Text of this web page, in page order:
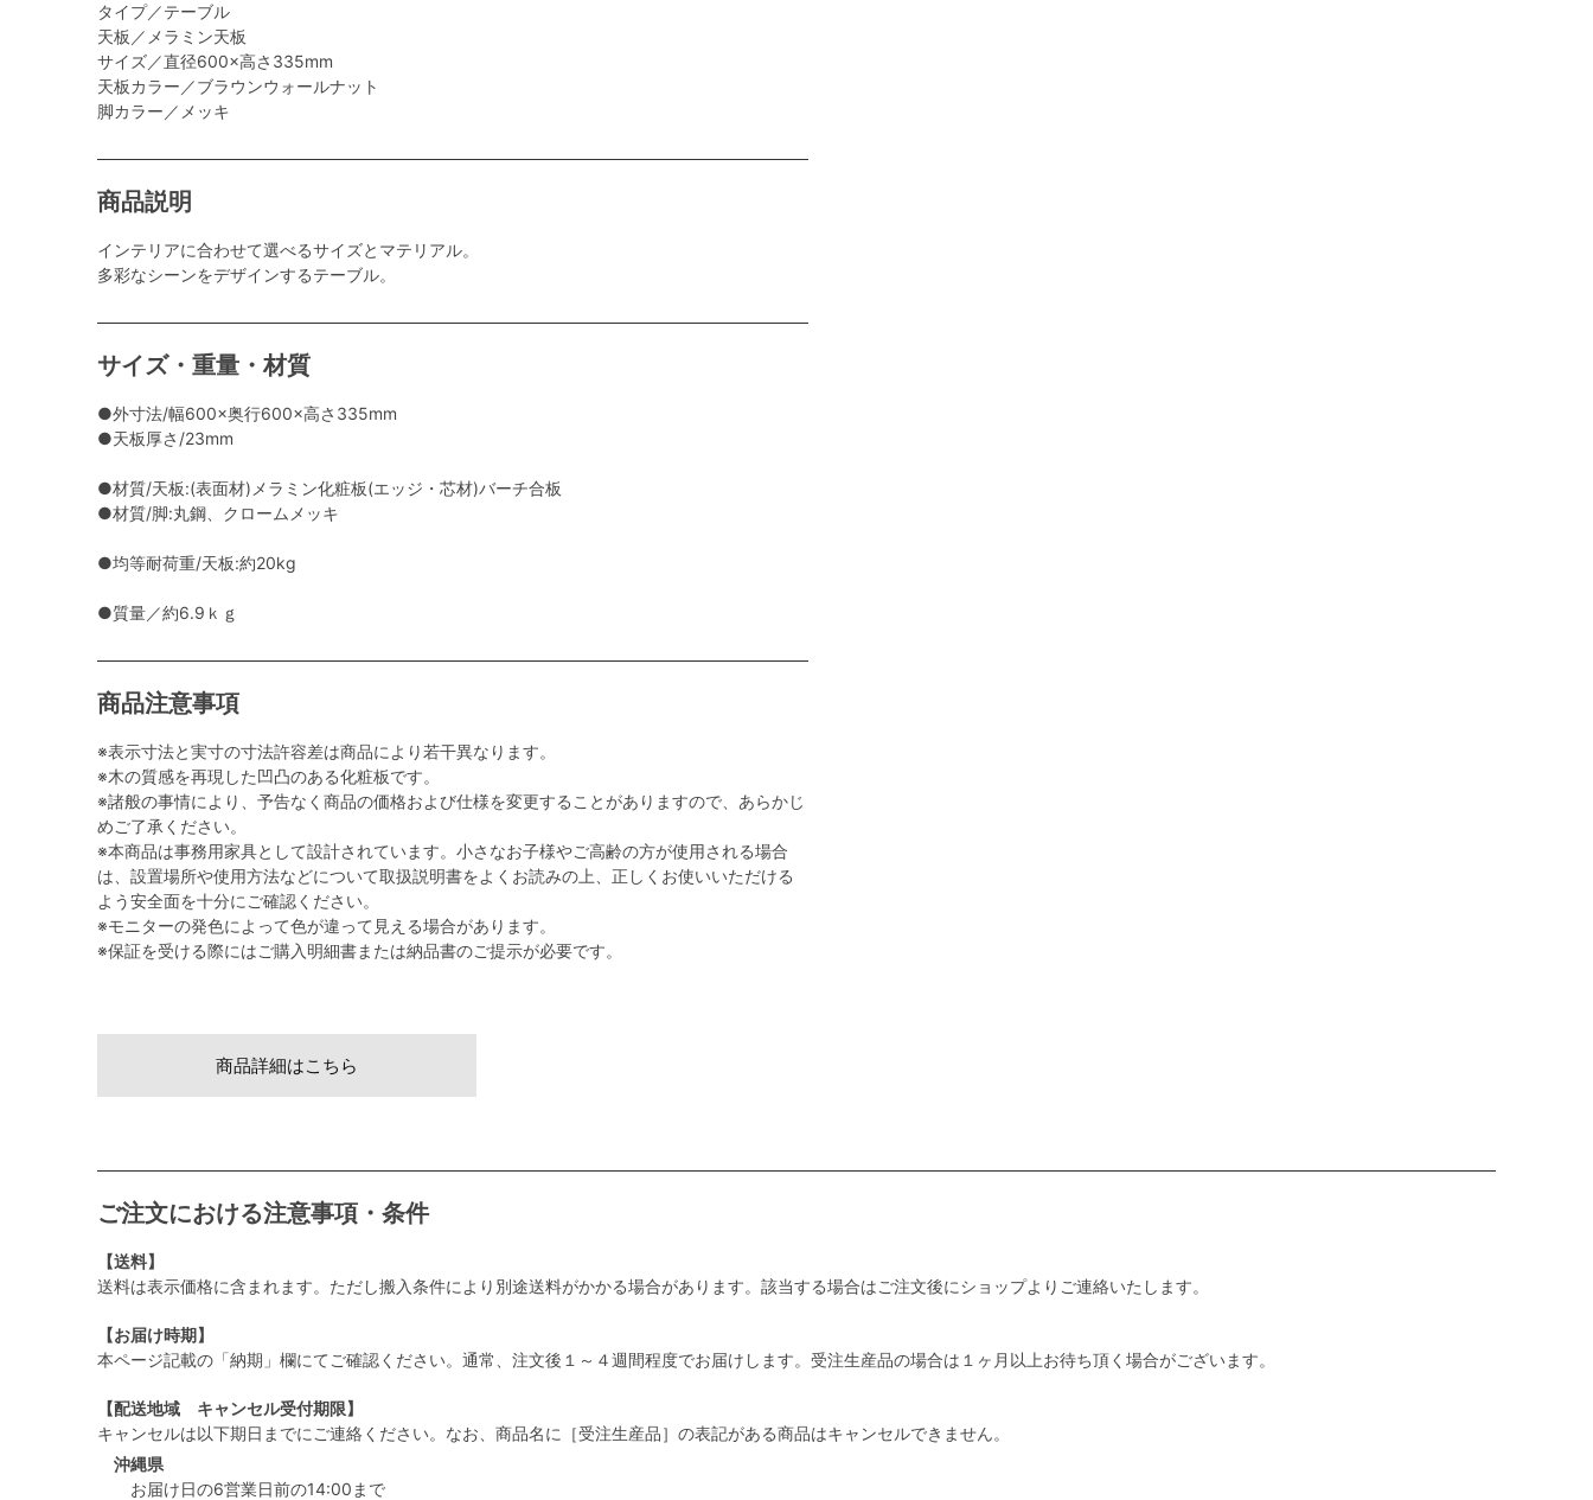
タイプ／テーブル
天板／メラミン天板
サイズ／直径600×高さ335mm
天板カラー／ブラウンウォールナット
脚カラー／メッキ
商品説明
インテリアに合わせて選べるサイズとマテリアル。
多彩なシーンをデザインするテーブル。
サイズ・重量・材質
●外寸法/幅600×奥行600×高さ335mm
●天板厚さ/23mm
●材質/天板:(表面材)メラミン化粧板(エッジ・芯材)バーチ合板
●材質/脚:丸鋼、クロームメッキ
●均等耐荷重/天板:約20kg
●質量／約6.9ｋｇ
商品注意事項
※表示寸法と実寸の寸法許容差は商品により若干異なります。
※木の質感を再現した凹凸のある化粧板です。
※諸般の事情により、予告なく商品の価格および仕様を変更することがありますので、あらかじ
めご了承ください。
※本商品は事務用家具として設計されています。小さなお子様やご高齢の方が使用される場合
は、設置場所や使用方法などについて取扱説明書をよくお読みの上、正しくお使いいただける
よう安全面を十分にご確認ください。
※モニターの発色によって色が違って見える場合があります。
※保証を受ける際にはご購入明細書または納品書のご提示が必要です。
商品詳細はこちら
ご注文における注意事項・条件
【送料】
送料は表示価格に含まれます。ただし搬入条件により別途送料がかかる場合があります。該当する場合はご注文後にショップよりご連絡いたします。
【お届け時期】
本ページ記載の「納期」欄にてご確認ください。通常、注文後１～４週間程度でお届けします。受注生産品の場合は１ヶ月以上お待ち頂く場合がございます。
【配送地域 キャンセル受付期限】
キャンセルは以下期日までにご連絡ください。なお、商品名に［受注生産品］の表記がある商品はキャンセルできません。
沖縄県
お届け日の6営業日前の14:00まで